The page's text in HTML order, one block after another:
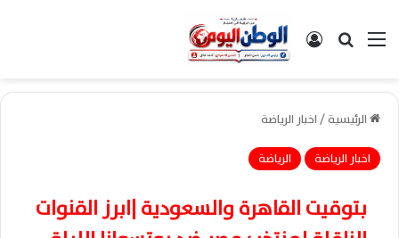
القائمةبحث عن تسجيل الدخول
الرئيسية/اخبار الرياضة
اخبار الرياضة
الرياضة
بتوقيت القاهرة والسعودية |ابرز القنوات